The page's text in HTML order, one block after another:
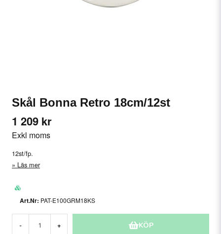
Skål Bonna Retro 18cm/12st
1 209 kr
Exkl moms
12st/fp.
Läs mer
PAT-E100GRM18KS
- + KÖP